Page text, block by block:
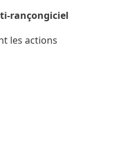
rançongiciel
les actions